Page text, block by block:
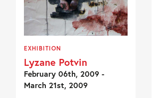
EXHIBITION
Lyzane Potvin
February 06th, 2009 -
March 21st, 2009